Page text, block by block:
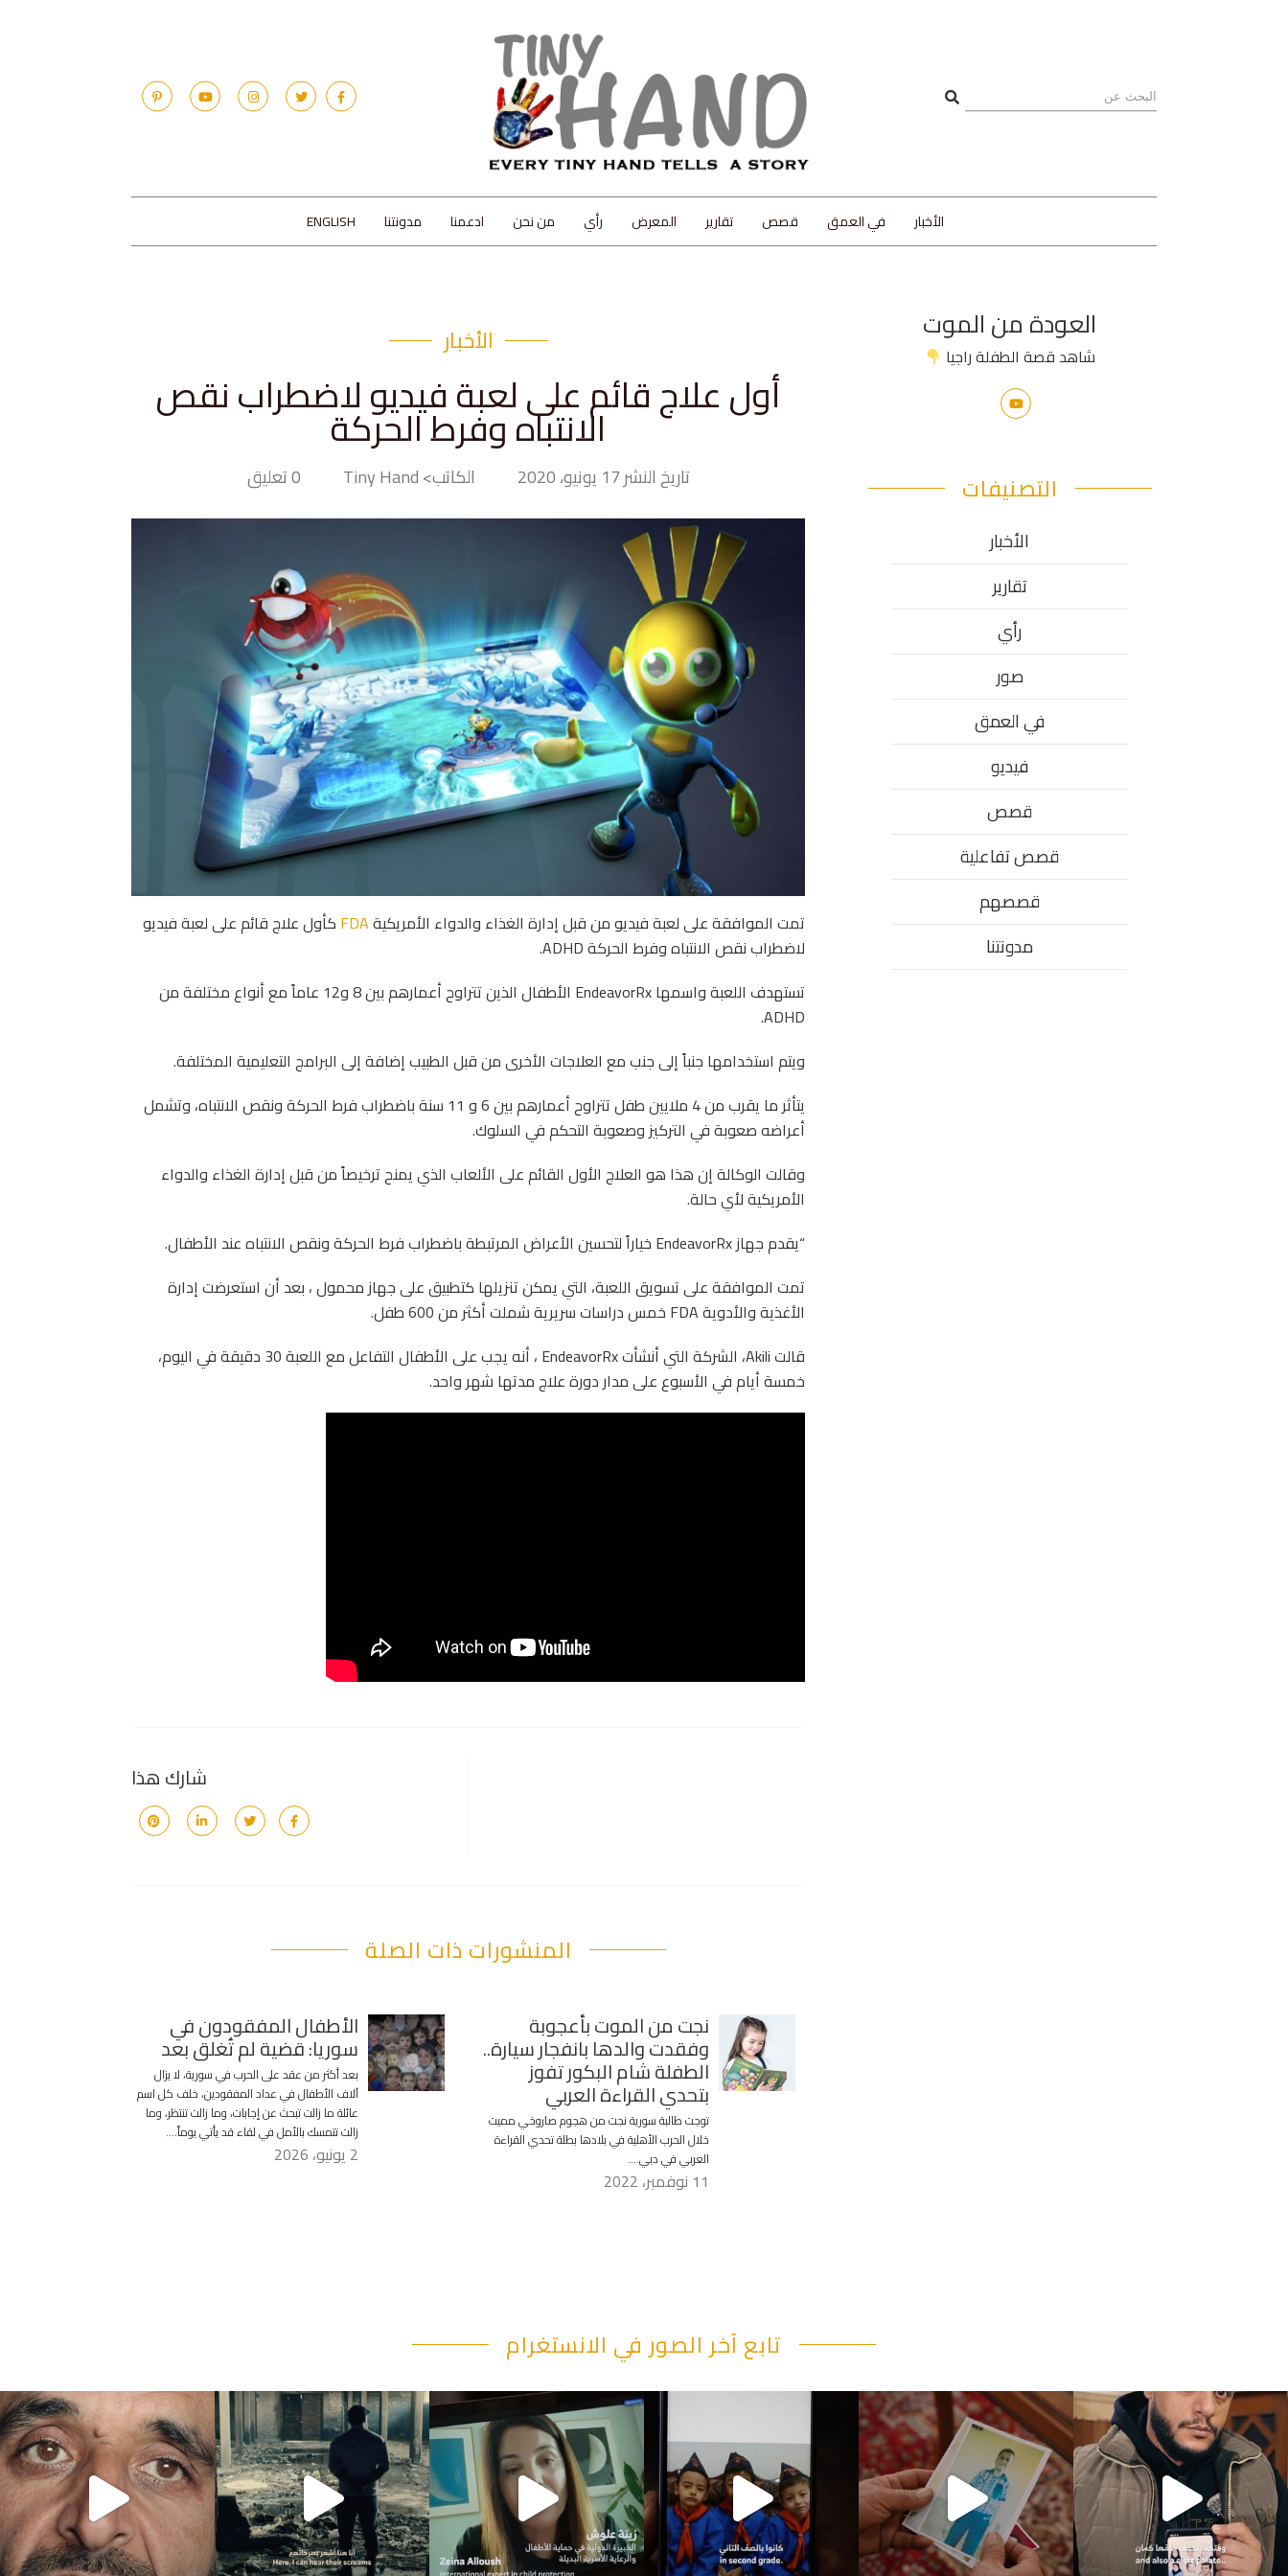
الأخبار في العمق قصص تقارير المعرض رأي من نحن ادعمنا مدونتنا ENGLISH
الأخبار
أول علاج قائم على لعبة فيديو لاضطراب نقص
الانتباه وفرط الحركة
تاريخ النشر 17 يونيو، 2020 الكاتب> Tiny Hand 0 تعليق
تمت الموافقة على لعبة فيديو من قبل إدارة الغذاء والدواء الأمريكيةFDA كأول علاج قائم على لعبة فيديو
لاضطراب نقص الانتباه وفرط الحركة ADHD.
تستهدف اللعبة واسمها EndeavorRx الأطفال الذين تتراوح أعمارهم بين 8 و12 عاماً مع أنواع مختلفة من
ADHD.
ويتم استخدامها جنباً إلى جنب مع العلاجات الأخرى من قبل الطبيب إضافة إلى البرامج التعليمية المختلفة.
يتأثر ما يقرب من 4 ملايين طفل تتراوح أعمارهم بين 6 و 11 سنة باضطراب فرط الحركة ونقص الانتباه، وتشمل
أعراضه صعوبة في التركيز وصعوبة التحكم في السلوك.
وقالت الوكالة إن هذا هو العلاج الأول القائم على الألعاب الذي يمنح ترخيصاً من قبل إدارة الغذاء والدواء
الأمريكية لأي حالة.
“يقدم جهاز EndeavorRx خياراً لتحسين الأعراض المرتبطة باضطراب فرط الحركة ونقص الانتباه عند الأطفال.
تمت الموافقة على تسويق اللعبة، التي يمكن تنزيلها كتطبيق على جهاز محمول ، بعد أن استعرضت إدارة
الأغذية والأدوية FDA خمس دراسات سريرية شملت أكثر من 600 طفل.
قالت Akili، الشركة التي أنشأت EndeavorRx ، أنه يجب على الأطفال التفاعل مع اللعبة 30 دقيقة في اليوم،
خمسة أيام في الأسبوع على مدار دورة علاج مدتها شهر واحد.
شارك هذا
المنشورات ذات الصلة
الأطفال المفقودون في
سوريا: قضية لم تُغلق بعد
بعد أكثر من عقد على الحرب في سورية، لا يزال
آلاف الأطفال في عداد المفقودين، خلف كل اسم
عائلة ما زالت تبحث عن إجابات، وما زالت تنتظر، وما
زالت تتمسك بالأمل في لقاء قد يأتي يوماً….
2 يونيو، 2026
نجت من الموت بأعجوبة
وفقدت والدها بانفجار سيارة..
الطفلة شام البكور تفوز
بتحدي القراءة العربي
توجت طالبة سورية نجت من هجوم صاروخي مميت
خلال الحرب الأهلية في بلادها بطلة تحدي القراءة
العربي في دبي….
11 نوفمبر، 2022
العودة من الموت
شاهد قصة الطفلة راجيا
التصنيفات
الأخبار
تقارير
رأي
صور
في العمق
فيديو
قصص
قصص تفاعلية
قصصهم
مدونتنا
تابع آخر الصور في الانستغرام
“وقت بيمرق العيد.. ببكي.” ف "قصرنا كتير بحقهم" يقول أبو